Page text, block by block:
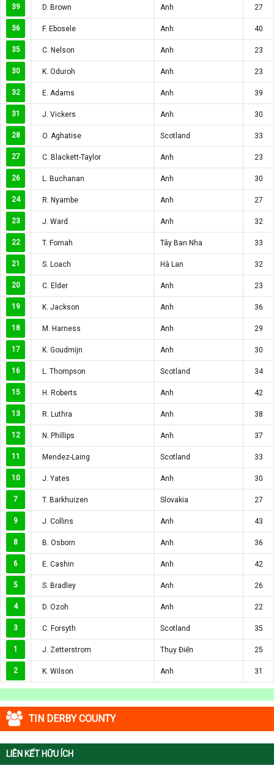
39 D. Brown Anh 27
36 F. Ebosele Anh 40
35 C. Nelson Anh 23
30 K. Oduroh Anh 23
32 E. Adams Anh 39
31 J. Vickers Anh 30
28 O. Aghatise Scotland 33
27 C. Blackett-Taylor Anh 23
26 L. Buchanan Anh 30
24 R. Nyambe Anh 27
23 J. Ward Anh 32
22 T. Fornah Tây Ban Nha 33
21 S. Loach Hà Lan 32
20 C. Elder Anh 23
19 K. Jackson Anh 36
18 M. Harness Anh 29
17 K. Goudmijn Anh 30
16 L. Thompson Scotland 34
15 H. Roberts Anh 42
13 R. Luthra Anh 38
12 N. Phillips Anh 37
11 Mendez-Laing Scotland 33
10 J. Yates Anh 30
7 T. Barkhuizen Slovakia 27
9 J. Collins Anh 43
8 B. Osborn Anh 36
6 E. Cashin Anh 42
5 S. Bradley Anh 26
4 D. Ozoh Anh 22
3 C. Forsyth Scotland 35
1 J. Zetterstrom Thụy Điển 25
2 K. Wilson Anh 31
TIN DERBY COUNTY
LIÊN KẾT HỮU ÍCH